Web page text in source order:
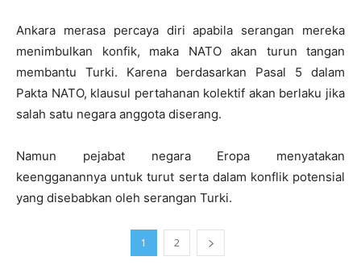
Ankara merasa percaya diri apabila serangan mereka
menimbulkan konfik, maka NATO akan turun tangan
membantu Turki. Karena berdasarkan Pasal 5 dalam
Pakta NATO, klausul pertahanan kolektif akan berlaku jika
salah satu negara anggota diserang.
Namun pejabat negara Eropa menyatakan
keengganannya untuk turut serta dalam konflik potensial
yang disebabkan oleh serangan Turki.
1 2